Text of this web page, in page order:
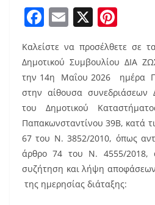
F
c
e
b
o
o
k
E
ai
l
X
er
e
st
Καλείστε να προσέλθετε σε
Δημοτικού Συμβουλίου ΔΙΑ
την 14η Μαΐου 2026 ημέρα
στην αίθουσα συνεδριάσεων
του Δημοτικού
Παπακωνσταντίνου 39Β, κατά
67 του Ν. 3852/2010, όπως
άρθρο 74 του Ν. 4555/2018,
συζήτηση και λήψη
της ημερησίας διάταξης: